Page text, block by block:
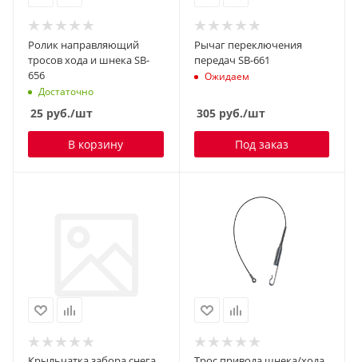
Ролик направляющий
тросов хода и шнека SB-
656
Достаточно
25 руб./шт
В корзину
Рычаг переключения
передач SB-661
Ожидаем
305руб./шт
Под заказ